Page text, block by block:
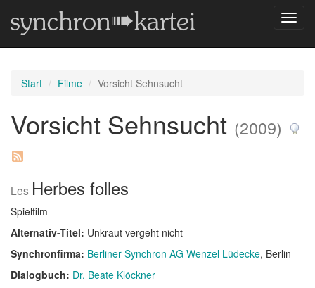
Start Filme Vorsicht Sehnsucht
Vorsicht Sehnsucht (2009)
Les Herbes folles
Spielfilm
Alternativ-Titel: Unkraut vergeht nicht
Synchronfirma: Berliner Synchron AG Wenzel Lüdecke, Berlin
Dialogbuch: Dr. Beate Klöckner